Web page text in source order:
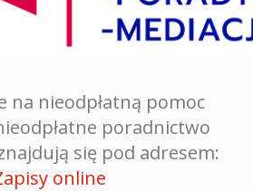
na nieodpłatną pomoc
poradnictwo
się pod adresem:
online